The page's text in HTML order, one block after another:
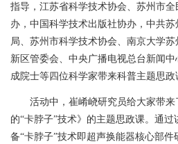
指导，江苏省科学技术协会、苏州市
办，中国科学技术出版社协办，中共
局、苏州市科学技术协会、南京大学
新区管委会、中央广播电视总台新闻
成院士等四位科学家带来科普主题思政
活动中，崔崤峣研究员给大家带
的“卡脖子”技术》的主题思政课。通
备“卡脖子”技术即超声换能器核心部